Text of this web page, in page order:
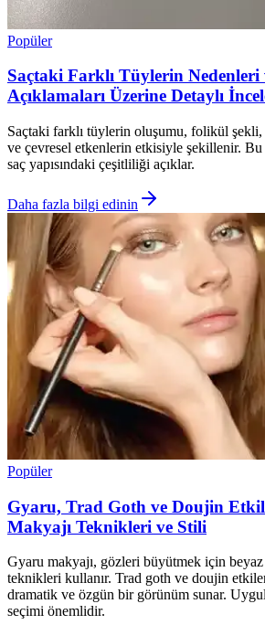
Popüler
Saçtaki Farklı Tüylerin Nedenleri
Açıklamaları Üzerine Detaylı
Saçtaki farklı tüylerin oluşumu, folikül
ve çevresel etkenlerin etkisiyle şekillenir.
saç yapısındaki çeşitliliği açıklar.
Daha fazla bilgi edinin
Popüler
Gyaru, Trad Goth ve Doujin
Makyajı Teknikleri ve Stili
Gyaru makyajı, gözleri büyütmek için
teknikleri kullanır. Trad goth ve doujin
dramatik ve özgün bir görünüm sunar.
seçimi önemlidir.